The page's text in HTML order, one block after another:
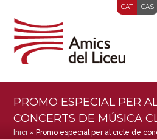
CAT CAS
PROMO ESPECIAL PER
CONCERTS DE MÚSICA
Inici » Promo especial per al cicle de